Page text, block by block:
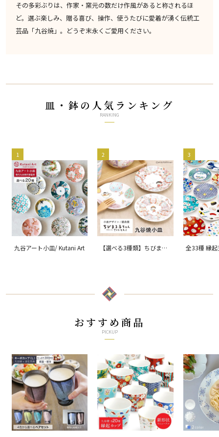
その多彩ぶりは、作家・窯元の数だけ作風があると称されるほ
ど。選ぶ楽しみ、贈る喜び、操作、使うたびに愛着が湧く伝統工
芸品「九谷焼」。どうぞ末永くご愛用ください。
皿・鉢の人気ランキング
RANKING
1
九谷アート小皿/ Kutani Art
2
【選べる3種類】ちびまる
3
全33種 縁
おすすめ商品
PICKUP